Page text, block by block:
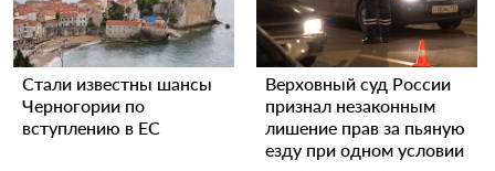
Стали известны шансы
Черногории по
вступлению в ЕС
Верховный суд России
признал незаконным
лишение прав за пьяную
езду при одном условии